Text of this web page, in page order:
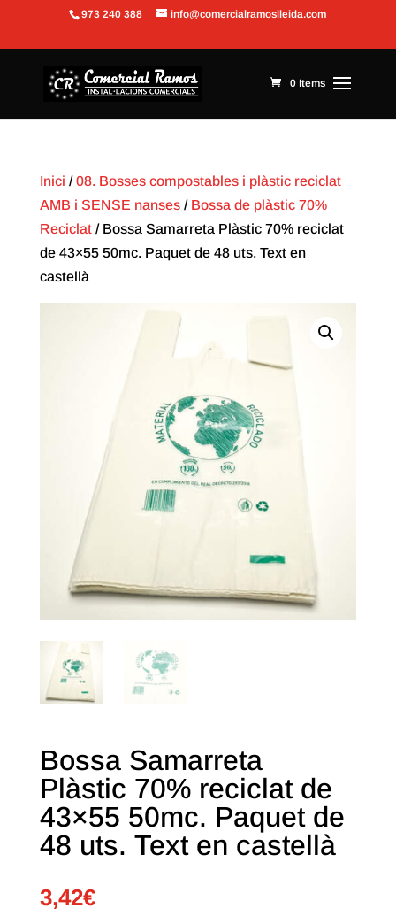
Obre la barra d'eines
973 240 388 info@comercialramoslleida.com
0 Items
Inici /08. Bosses compostables i plàstic reciclat
AMB i SENSE nanses/ Bossa de plàstic 70%
Reciclat/ Bossa Samarreta Plàstic 70% reciclat
de 43×55 50mc. Paquet de 48 uts. Text en
castellà
Bossa Samarreta
Plàstic 70% reciclat de
43×55 50mc. Paquet de
48 uts. Text en castellà
3,42€